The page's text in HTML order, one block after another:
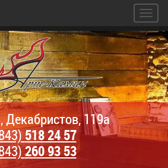
Декабристов, 119а
518 24 57
260 93 53